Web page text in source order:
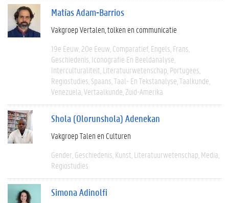
Matías Adam-Barrios
Vakgroep Vertalen, tolken en communicatie
19e Eeuw 20e Eeuw Comparatief Engels Frans
Geschiedenis Iconografie En Beeldanalyse
Interculturaliteit Literatuurwetenschap Portugees
Regiostudies Spaans Taal- En Tekstanalyse Taalkunde
Venezuela Vertaalkunde Zuid-Amerika
Shola (Olorunshola) Adenekan
Vakgroep Talen en Culturen
Gender Geschiedenis Kunst Literatuurwetenschap Media
Regiostudies
Simona Adinolfi